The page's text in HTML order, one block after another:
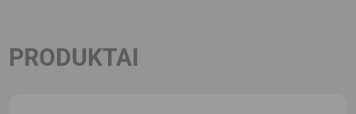
PRODUKTAI